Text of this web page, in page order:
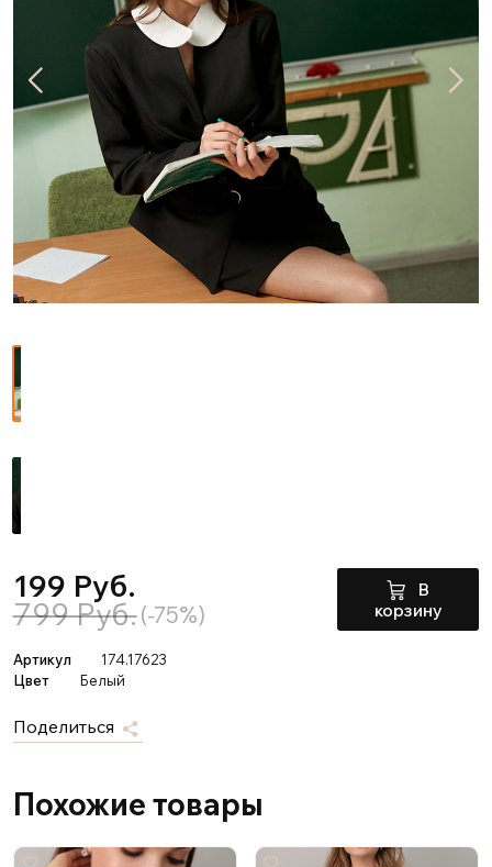
199 Руб.
799 Руб.(-75%)
корзину
Артикул
174.17623
Цвет
Белый
Поделиться
Похожие товары